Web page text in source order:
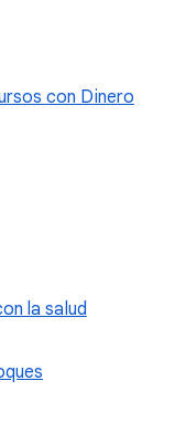
con Dinero
la salud